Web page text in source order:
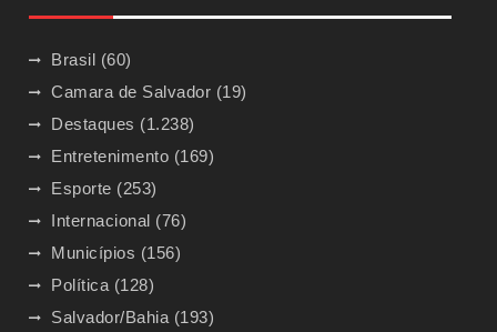
Brasil (60)
Camara de Salvador (19)
Destaques (1.238)
Entretenimento (169)
Esporte (253)
Internacional (76)
Municípios (156)
Política (128)
Salvador/Bahia (193)